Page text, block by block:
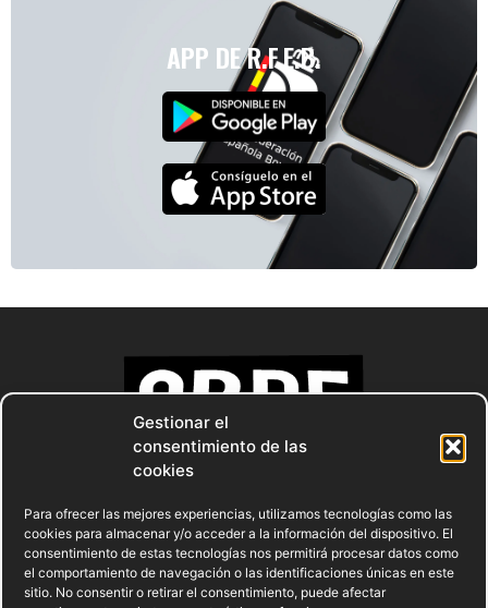
Gestionar el
consentimiento de las
cookies
Para ofrecer las mejores experiencias, utilizamos tecnologías como las
cookies para almacenar y/o acceder a la información del dispositivo. El
consentimiento de estas tecnologías nos permitirá procesar datos como
el comportamiento de navegación o las identificaciones únicas en este
sitio. No consentir o retirar el consentimiento, puede afectar
APP DE R.F.E.B.